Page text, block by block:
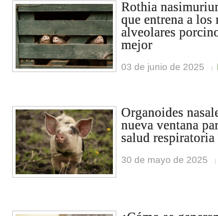
Rothia
que entrena a los
alveolares
mejor
03 de junio de 2025
Organoides
nueva ventana
salud
30 de mayo de 2025